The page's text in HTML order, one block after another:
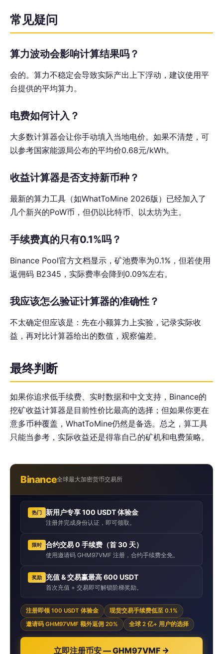
常见疑问
算力波动会影响计算结果吗？
会的。算力不稳定会导致实际产出上下浮动，建议使用平
台提供的平均算力。
电费如何计入？
大多数计算器会让你手动填入当地电价。如果不清楚，可
以参考国家能源局公布的平均价0.68元/kWh。
收益计算器是否支持新币种？
最新的算力工具（如WhatToMine 2026版）已经加入了
几个新兴的PoW币，但仍以比特币、以太坊为主。
手续费真的只有0.1%吗？
Binance Pool官方文档显示，矿池费率为0.1%，但若使用
返佣码 B2345，实际费率会降到0.09%左右。
我应该怎么验证计算器的准确性？
不太确定但应该是：先在小额算力上实验，记录实际收
益，再对比计算器给出的数值，观察偏差。
最终判断
如果你追求低手续费、实时数据和中文支持，Binance的
挖矿收益计算器是目前性价比最高的选择；但如果你更在
意多币种覆盖，WhatToMine仍然是备选。总之，算工具
只能当参考，实际收益还是得靠自己的矿机和电费策略。
Binance全球最大加密货币交易所
热门 新用户专享 100 USDT 体验金
注册并完成身份认证，即可领取。
限时 合约交易 0 手续费（首 30 天）
使用邀请码 GHM97VMF 注册，合约手续费全免。
奖励 充值 & 交易赢最高 600 USDT
首次充值 + 交易即可解锁阶梯奖励。
注册即领 100 USDT 体验金
现货交易手续费低至 0.1%
邀请码 GHM97VMF 额外返佣 20%
全球 2 亿+ 用户的选择
立即注册币安 — GHM97VMF →